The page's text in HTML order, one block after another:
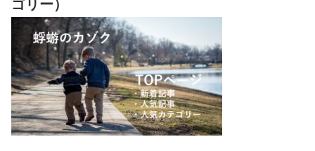
ゴリー）